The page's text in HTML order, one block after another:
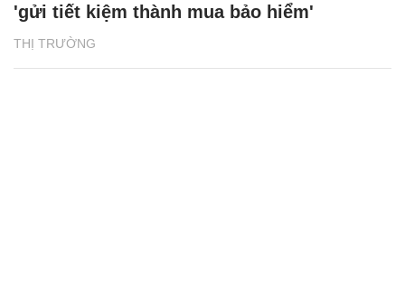
THỊ TRƯỜNG
'gửi tiết kiệm thành mua bảo hiểm'